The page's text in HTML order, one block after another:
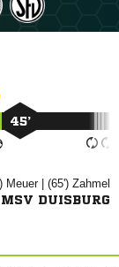
45’
| (65') 
MSV DUISBURG